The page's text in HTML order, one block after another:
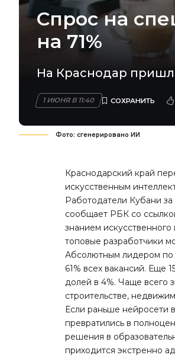
Спрос на
на 71%
На Краснодар
1 ИЮНЯ В 11:40
Фото: сгенерировано ИИ
Краснодарский край
искусственным
Работодатели Кубани
сообщает РБК со
знанием
топовые разработчики
Абсолютным лидером по
61% всех вакансий. Еще
долей в 4%. Чаще всего
строительстве,
Если раньше нейросети
превратились в
решения в
приходится экстренно